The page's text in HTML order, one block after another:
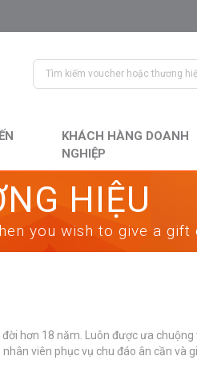
KHÁCH HÀNG DOANH
NGHIỆP
HIỆU
you wish to give a gift
hơn 18 năm. Luôn được ưa
viên phục vụ chu đáo ân cần và